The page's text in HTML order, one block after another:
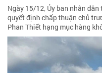
Ngày 15/12, Ủy ban nhân
quyết định chấp thuận chủ
Phan Thiết hạng mục hàng